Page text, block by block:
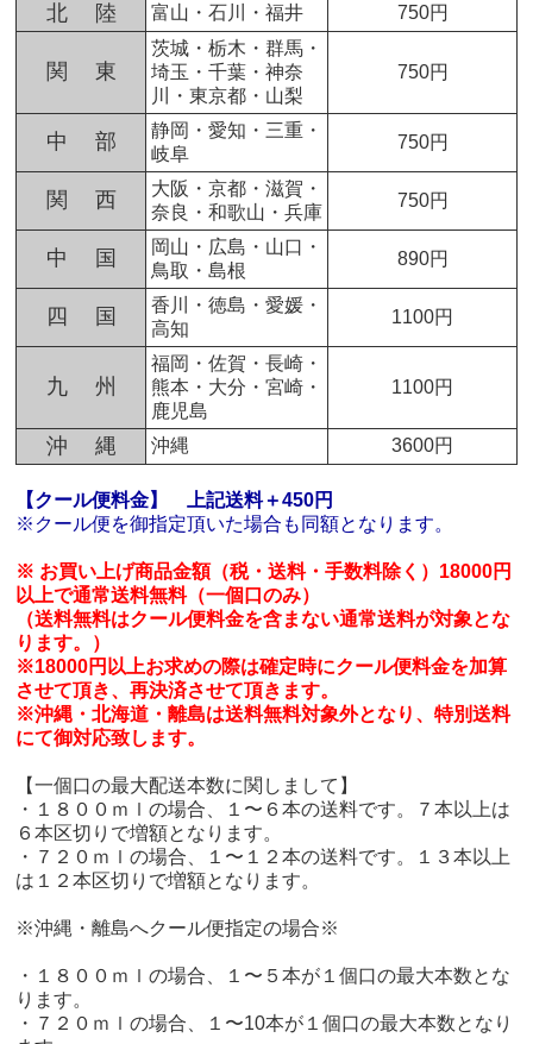
北 陸 富山・石川・福井 750円
関 東
茨城・栃木・群馬・
埼玉・千葉・神奈
川・東京都・山梨
750円
中 部
静岡・愛知・三重・
岐阜
750円
関 西
大阪・京都・滋賀・
奈良・和歌山・兵庫
750円
中 国
岡山・広島・山口・
鳥取・島根
890円
四 国
香川・徳島・愛媛・
高知
1100円
九 州
福岡・佐賀・長崎・
熊本・大分・宮崎・
鹿児島
1100円
沖 縄 沖縄 3600円
【クール便料金】
上記送料＋450円
※クール便を御指定頂いた場合も同額となります。
※ お買い上げ商品金額（税・送料・手数料除く）18000円
以上で通常送料無料（一個口のみ）
（送料無料はクール便料金を含まない通常送料が対象とな
ります。）
※18000円以上お求めの際は確定時にクール便料金を加算
させて頂き、再決済させて頂きます。
※沖縄・北海道・離島は送料無料対象外となり、特別送料
にて御対応致します。
【一個口の最大配送本数に関しまして】
・１８００ｍｌの場合、１〜６本の送料です。７本以上は
６本区切りで増額となります。
・７２０ｍｌの場合、１〜１２本の送料です。１３本以上
は１２本区切りで増額となります。
※沖縄・離島へクール便指定の場合※
・１８００ｍｌの場合、１〜５本が１個口の最大本数とな
ります。
・７２０ｍｌの場合、１〜10本が１個口の最大本数となり